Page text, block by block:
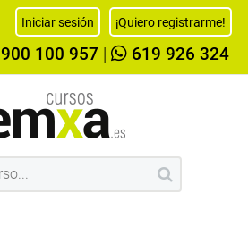
Iniciar sesión ¡Quiero registrarme!
900 100 957 619 926 324